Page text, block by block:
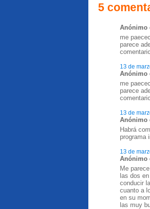
5
Anónimo
me
parece
13 de
Anónimo
me
parece
13 de
Anónimo
Habrá
programa
13 de
Anónimo
Me
las dos
conducir
cuanto a
en su
las muy